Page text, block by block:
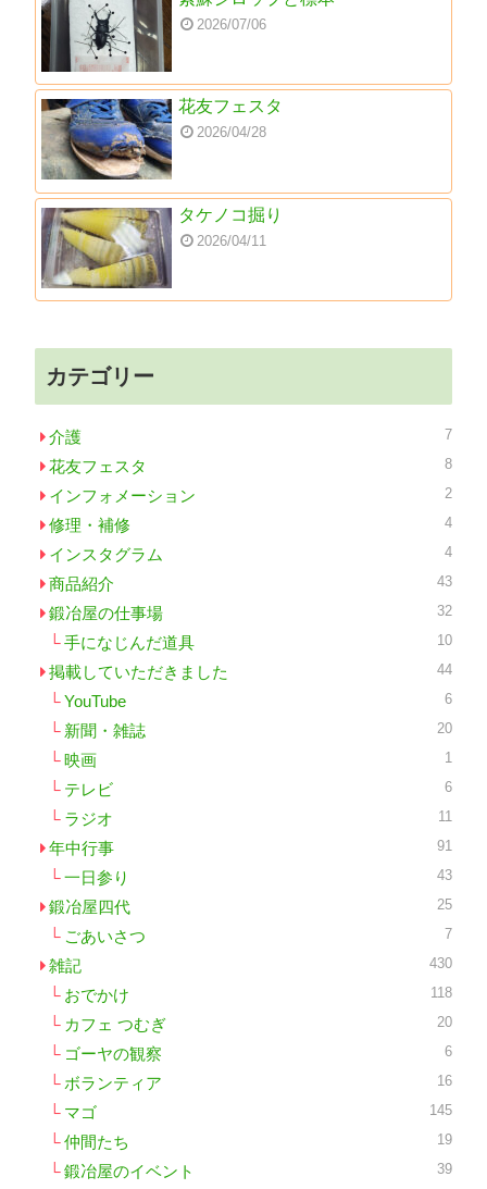
2026/07/06
花友フェスタ
2026/04/28
タケノコ掘り
2026/04/11
カテゴリー
介護 7
花友フェスタ 8
インフォメーション 2
修理・補修 4
インスタグラム 4
商品紹介 43
鍛冶屋の仕事場 32
手になじんだ道具 10
掲載していただきました 44
YouTube 6
新聞・雑誌 20
映画 1
テレビ 6
ラジオ 11
年中行事 91
一日参り 43
鍛冶屋四代 25
ごあいさつ 7
雑記 430
おでかけ 118
カフェ つむぎ 20
ゴーヤの観察 6
ボランティア 16
マゴ 145
仲間たち 19
鍛冶屋のイベント 39